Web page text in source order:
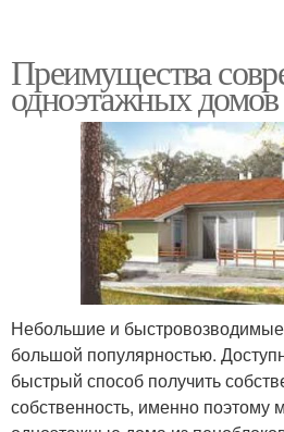
Преимущества
одноэтажных домов
Небольшие и
большой популярностью.
быстрый способ получить
собственность, именно поэтому